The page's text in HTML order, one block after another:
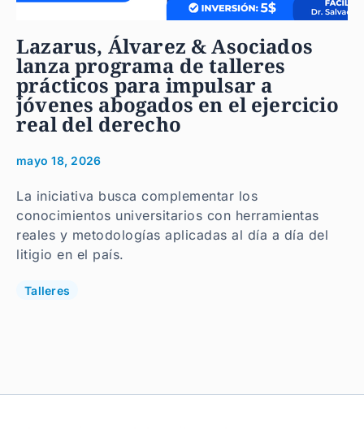
Lazarus, Álvarez & Asociados
lanza programa de talleres
prácticos para impulsar a
jóvenes abogados en el ejercicio
real del derecho
mayo 18, 2026
La iniciativa busca complementar los
conocimientos universitarios con herramientas
reales y metodologías aplicadas al día a día del
litigio en el país.
Talleres